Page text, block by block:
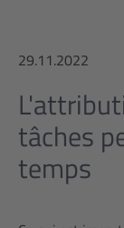
29.11.2022
tâches
temps